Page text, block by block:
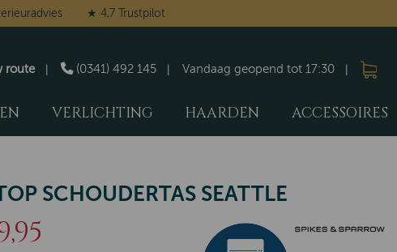
★ 4,7 Trustpilot
Vandaag geopend tot 17:30
(0341) 492 145
route
VERLICHTING HAARDEN ACCESSOIRES
SCHOUDERTAS SEATTLE